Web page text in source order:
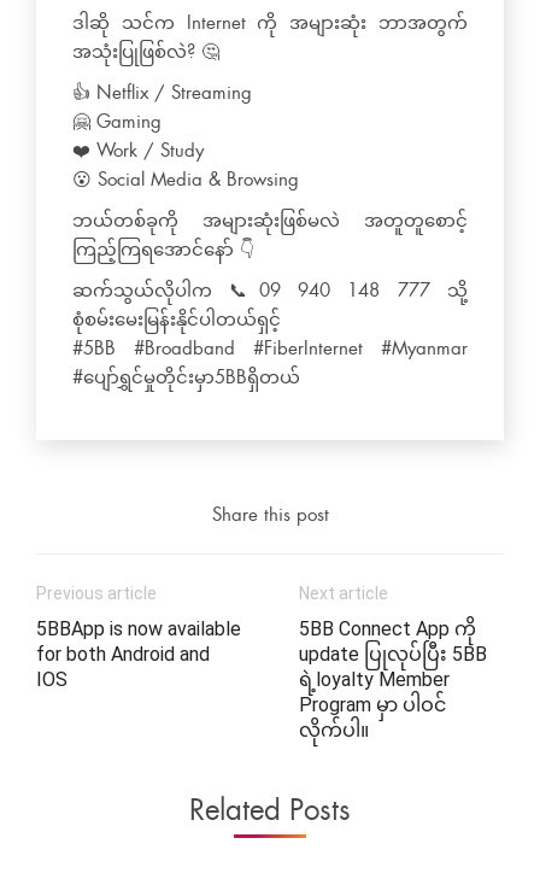
ဒါဆို သင်က Internet ကို အများဆုံး ဘာအတွက်
အသုံးပြုဖြစ်လဲ? 🤔
👍 Netflix / Streaming
🤗 Gaming
❤️ Work / Study
😮 Social Media & Browsing
ဘယ်တစ်ခုကို အများဆုံးဖြစ်မလဲ အတူတူစောင့်
ကြည့်ကြရအောင်နော် 👇
ဆက်သွယ်လိုပါက 📞09 940 148 777 သို့
စုံစမ်းမေးမြန်းနိုင်ပါတယ်ရှင့်
#5BB #Broadband #FiberInternet #Myanmar
#ပျော်ရွှင်မှုတိုင်းမှာ5BBရှိတယ်
Share this post
Previous article
5BBApp is now available
for both Android and
IOS
Next article
5BB Connect App ကို
update ပြုလုပ်ပြီး 5BB
ရဲ့loyalty Member
Program မှာ ပါဝင်
လိုက်ပါ။
Related Posts